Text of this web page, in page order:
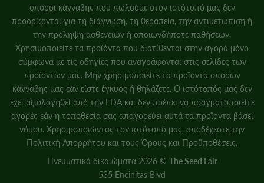
σπόροι κάνναβης που πωλούμε στον ιστότοπό μας δεν
προορίζονται για τη διάγνωση, τη θεραπεία, την αντιμετώπιση ή
την πρόληψη ασθενειών ή οποιωνδήποτε παθήσεων.
Χρησιμοποιείτε τα προϊόντα που διατίθενται στην αγορά μόνο
σύμφωνα με τις οδηγίες που αναγράφονται στις σελίδες των
προϊόντων μας. Μην χρησιμοποιείτε τα προϊόντα σπόρων
κάνναβης μας εάν είστε έγκυος ή θηλάζετε. Ο ιστότοπός μας δεν
έχει αξιολογηθεί από την FDA και δεν πρέπει να πραγματοποιείτε
αγορές εάν η τοποθεσία σας απαγορεύει αυτά τα προϊόντα βάσει
νόμου. Χρησιμοποιώντας τον ιστότοπό μας, αποδέχεστε την
Πολιτική Απορρήτου και τους Όρους και Προϋποθέσεις.
Πνευματικά δικαιώματα 2026 © The Seed Fair
535 Encinitas Blvd